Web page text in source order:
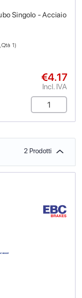
Singolo - Acciaio
1)
€4.17
Incl. IVA
2 Prodotti